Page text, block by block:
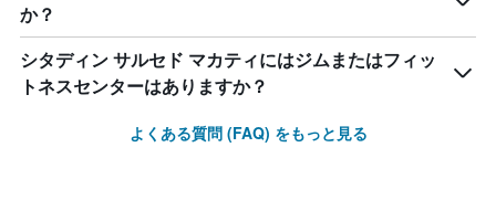
か？
シタディン サルセド マカティにはジムまたはフィッ
トネスセンターはありますか？
よくある質問 (FAQ) をもっと見る